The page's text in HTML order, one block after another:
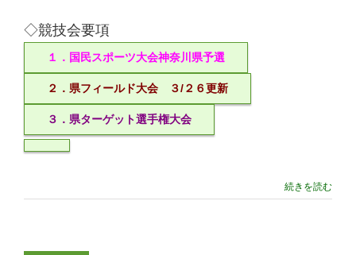
◇競技会要項
１．国民スポーツ大会神奈川県予選
２．県フィールド大会 ３/２６更新
３．県ターゲット選手権大会
続きを読む